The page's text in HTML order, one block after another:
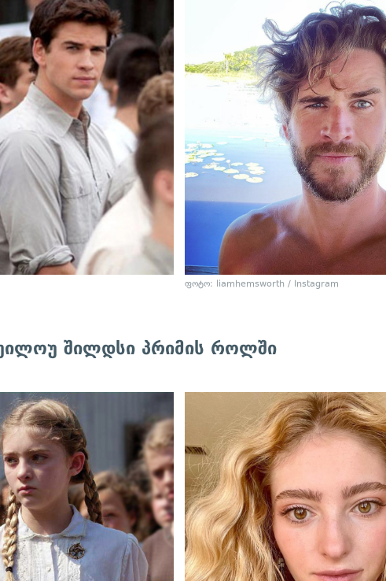
ფოტო: liamhemsworth / Instagram
შილდსი პრიმის როლში